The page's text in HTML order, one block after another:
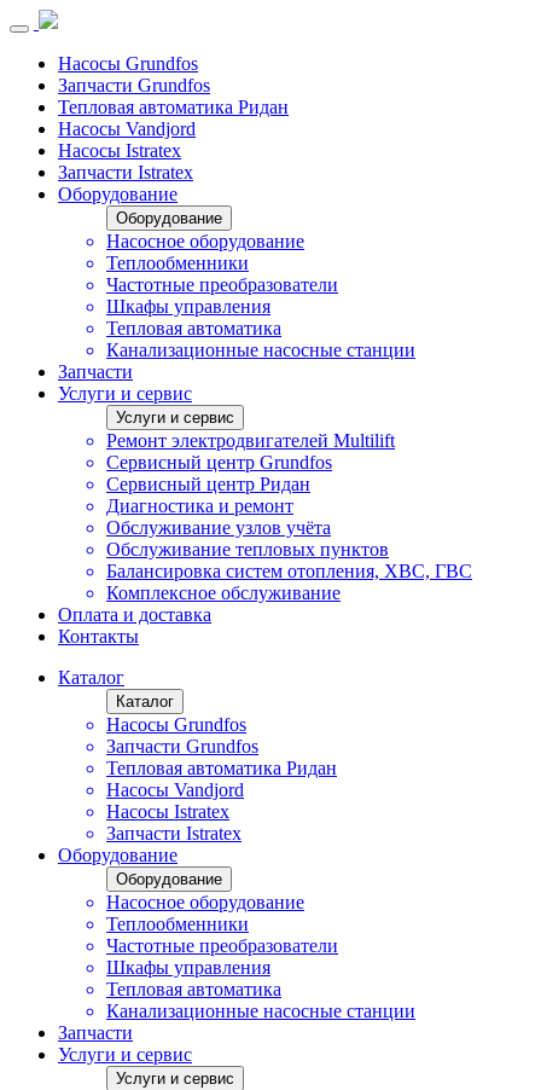
Насосы Grundfos
Запчасти Grundfos
Тепловая автоматика Ридан
Насосы Vandjord
Насосы Istratex
Запчасти Istratex
Оборудование
Оборудование
Насосное оборудование
Теплообменники
Частотные преобразователи
Шкафы управления
Тепловая автоматика
Канализационные насосные станции
Запчасти
Услуги и сервис
Услуги и сервис
Ремонт электродвигателей Multilift
Сервисный центр Grundfos
Сервисный центр Ридан
Диагностика и ремонт
Обслуживание узлов учёта
Обслуживание тепловых пунктов
Балансировка систем отопления, ХВС, ГВС
Комплексное обслуживание
Оплата и доставка
Контакты
Каталог
Каталог
Насосы Grundfos
Запчасти Grundfos
Тепловая автоматика Ридан
Насосы Vandjord
Насосы Istratex
Запчасти Istratex
Оборудование
Оборудование
Насосное оборудование
Теплообменники
Частотные преобразователи
Шкафы управления
Тепловая автоматика
Канализационные насосные станции
Запчасти
Услуги и сервис
Услуги и сервис